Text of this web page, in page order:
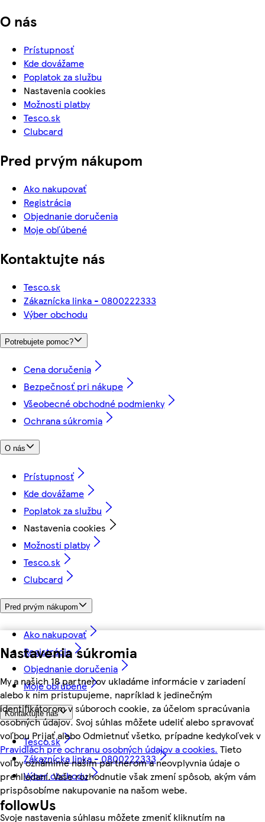
Nastavenia súkromia
My a našich 18 partnerov ukladáme informácie v zariadení
alebo k nim pristupujeme, napríklad k jedinečným
identifikátorom v súboroch cookie, za účelom spracúvania
osobných údajov. Svoj súhlas môžete udeliť alebo spravovať
voľbou Prijať alebo Odmietnuť všetko, prípadne kedykoľvek v
Pravidlách pre ochranu osobných údajov a cookies. Tieto
voľby oznámime našim partnerom a neovplyvnia údaje o
prehliadaní. Vaše rozhodnutie však zmení spôsob, akým vám
prispôsobíme nakupovanie na našom webe.
Svoje nastavenia súhlasu môžete zmeniť kliknutím na
O nás
Prístupnosť
Kde dovážame
Poplatok za službu
Nastavenia cookies
Možnosti platby
Tesco.sk
Clubcard
Pred prvým nákupom
Ako nakupovať
Registrácia
Objednanie doručenia
Moje obľúbené
Kontaktujte nás
Tesco.sk
Zákaznícka linka - 0800222333
Výber obchodu
Potrebujete pomoc?
Cena doručenia
Bezpečnosť pri nákupe
Všeobecné obchodné podmienky
Ochrana súkromia
O nás
Prístupnosť
Kde dovážame
Poplatok za službu
Nastavenia cookies
Možnosti platby
Tesco.sk
Clubcard
Pred prvým nákupom
Ako nakupovať
Registrácia
Objednanie doručenia
Moje obľúbené
Kontaktujte nás
Tesco.sk
Zákaznícka linka - 0800222333
Výber obchodu
followUs